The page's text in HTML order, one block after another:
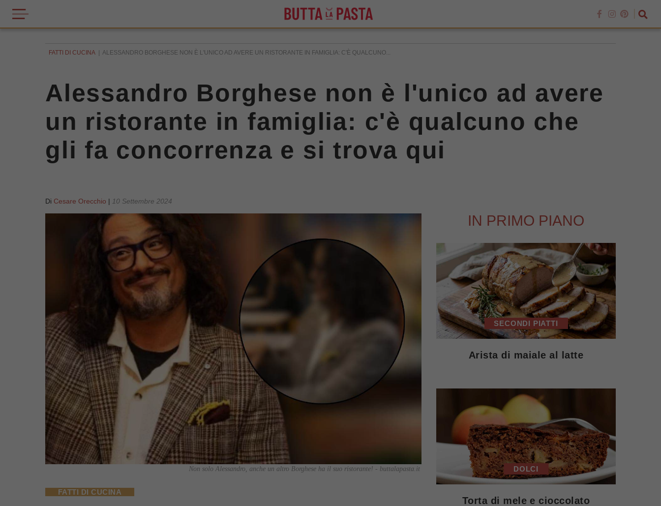
FATTI DI CUCINA ALESSANDRO BORGHESE NON È L'UNICO AD AVERE UN RISTORANTE IN FAMIGLIA: C'È QUALCUNO...
Alessandro Borghese non è l'unico ad avere
un ristorante in famiglia: c'è qualcuno che
gli fa concorrenza e si trova qui
Di Cesare Orecchio | 10 Settembre 2024
Non solo Alessandro, anche un altro Borghese ha il suo ristorante! - buttalapasta.it
FATTI DI CUCINA
IN PRIMO PIANO
SECONDI PIATTI
Arista di maiale al latte
DOLCI
Torta di mele e cioccolato